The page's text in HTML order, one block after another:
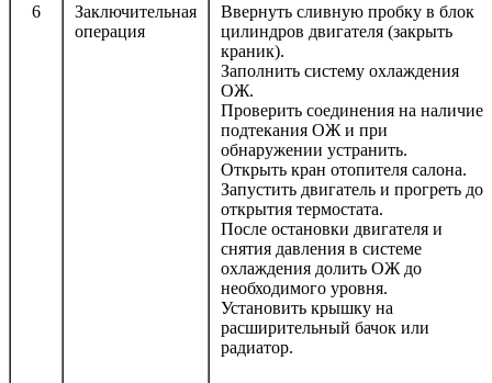
6
Заключительная
операция
Ввернуть сливную пробку в блок
цилиндров двигателя (закрыть
краник).
Заполнить систему охлаждения
ОЖ.
Проверить соединения на наличие
подтекания ОЖ и при
обнаружении устранить.
Открыть кран отопителя салона.
Запустить двигатель и прогреть до
открытия термостата.
После остановки двигателя и
снятия давления в системе
охлаждения долить ОЖ до
необходимого уровня.
Установить крышку на
расширительный бачок или
радиатор.